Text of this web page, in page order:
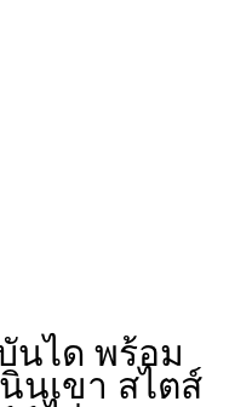
นได พร้อม
นเขา สไตส์